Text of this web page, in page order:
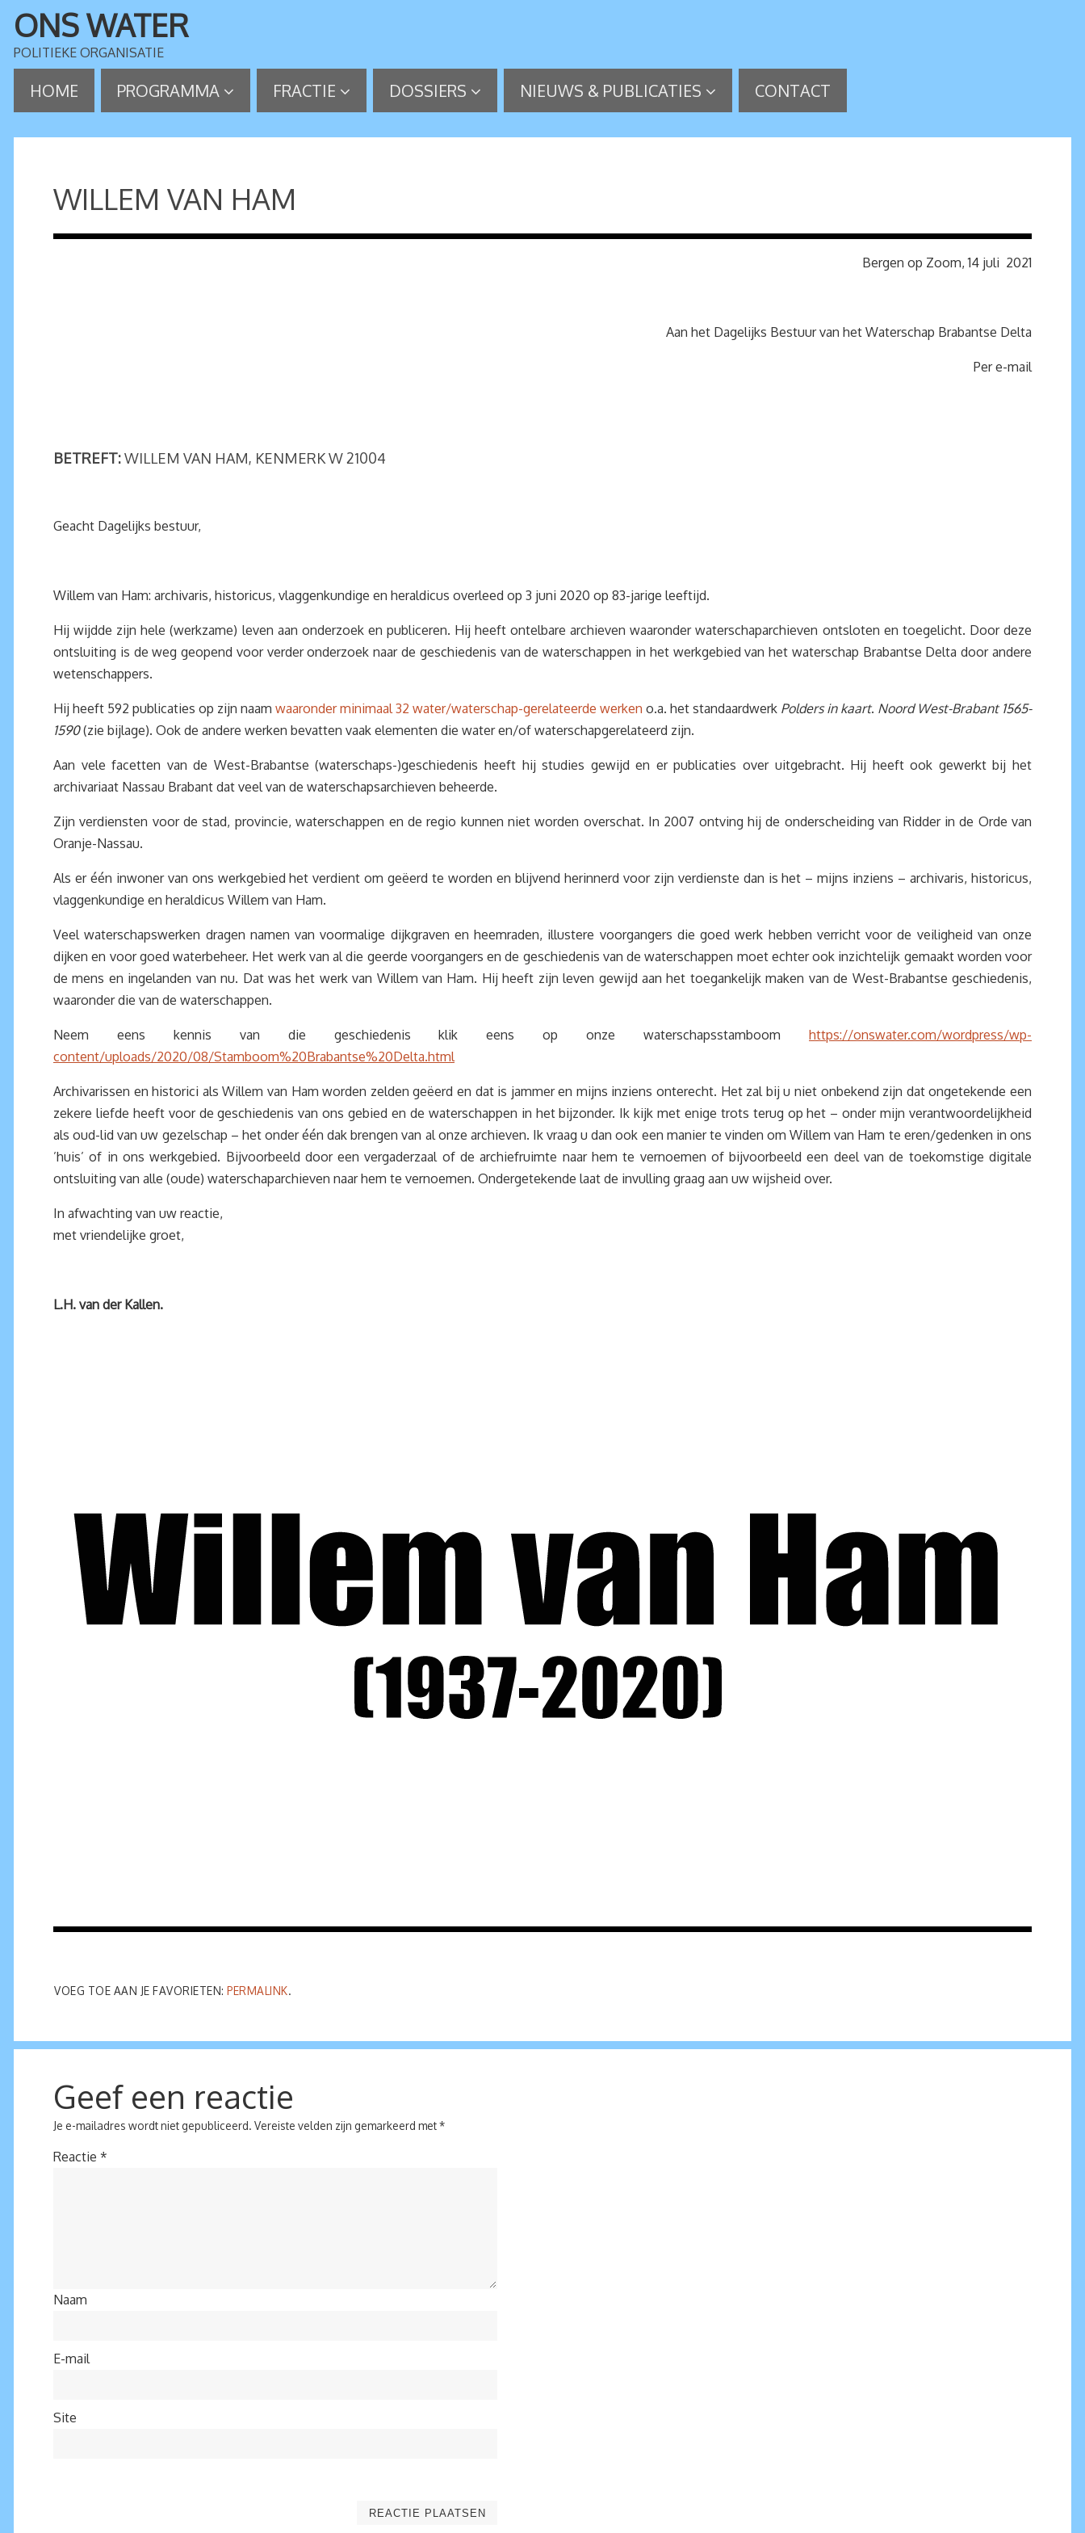
ONS WATER
POLITIEKE ORGANISATIE
HOME PROGRAMMA FRACTIE DOSSIERS NIEUWS & PUBLICATIES CONTACT
WILLEM VAN HAM
Bergen op Zoom, 14 juli 2021
Aan het Dagelijks Bestuur van het Waterschap Brabantse Delta
Per e-mail
BETREFT:WILLEM VAN HAM, KENMERK W 21004
Geacht Dagelijks bestuur,
Willem van Ham: archivaris, historicus, vlaggenkundige en heraldicus overleed op 3 juni 2020 op 83-jarige leeftijd.
Hij wijdde zijn hele (werkzame) leven aan onderzoek en publiceren. Hij heeft ontelbare archieven waaronder waterschaparchieven ontsloten en toegelicht. Door deze
ontsluiting is de weg geopend voor verder onderzoek naar de geschiedenis van de waterschappen in het werkgebied van het waterschap Brabantse Delta door andere
wetenschappers.
Hij heeft 592 publicaties op zijn naam waaronder minimaal 32 water/waterschap-gerelateerde werken o.a. het standaardwerk Polders in kaart. Noord West-Brabant 1565-
1590(zie bijlage). Ook de andere werken bevatten vaak elementen die water en/of waterschapgerelateerd zijn.
Aan vele facetten van de West-Brabantse (waterschaps-)geschiedenis heeft hij studies gewijd en er publicaties over uitgebracht. Hij heeft ook gewerkt bij het
archivariaat Nassau Brabant dat veel van de waterschapsarchieven beheerde.
Zijn verdiensten voor de stad, provincie, waterschappen en de regio kunnen niet worden overschat. In 2007 ontving hij de onderscheiding van Ridder in de Orde van
Oranje-Nassau.
Als er één inwoner van ons werkgebied het verdient om geëerd te worden en blijvend herinnerd voor zijn verdienste dan is het – mijns inziens – archivaris, historicus,
vlaggenkundige en heraldicus Willem van Ham.
Veel waterschapswerken dragen namen van voormalige dijkgraven en heemraden, illustere voorgangers die goed werk hebben verricht voor de veiligheid van onze
dijken en voor goed waterbeheer. Het werk van al die geerde voorgangers en de geschiedenis van de waterschappen moet echter ook inzichtelijk gemaakt worden voor
de mens en ingelanden van nu. Dat was het werk van Willem van Ham. Hij heeft zijn leven gewijd aan het toegankelijk maken van de West-Brabantse geschiedenis,
waaronder die van de waterschappen.
Neem eens kennis van die geschiedenis klik eens op onze waterschapsstamboom https://onswater.com/wordpress/wp-
content/uploads/2020/08/Stamboom%20Brabantse%20Delta.html
Archivarissen en historici als Willem van Ham worden zelden geëerd en dat is jammer en mijns inziens onterecht. Het zal bij u niet onbekend zijn dat ongetekende een
zekere liefde heeft voor de geschiedenis van ons gebied en de waterschappen in het bijzonder. Ik kijk met enige trots terug op het – onder mijn verantwoordelijkheid
als oud-lid van uw gezelschap – het onder één dak brengen van al onze archieven. Ik vraag u dan ook een manier te vinden om Willem van Ham te eren/gedenken in ons
’huis’ of in ons werkgebied. Bijvoorbeeld door een vergaderzaal of de archiefruimte naar hem te vernoemen of bijvoorbeeld een deel van de toekomstige digitale
ontsluiting van alle (oude) waterschaparchieven naar hem te vernoemen. Ondergetekende laat de invulling graag aan uw wijsheid over.
In afwachting van uw reactie,
met vriendelijke groet,
L.H. van der Kallen.
VOEG TOE AAN JE FAVORIETEN: PERMALINK.
Geef een reactie
Je e-mailadres wordt niet gepubliceerd. Vereiste velden zijn gemarkeerd met*
Reactie *
Naam
E-mail
Site